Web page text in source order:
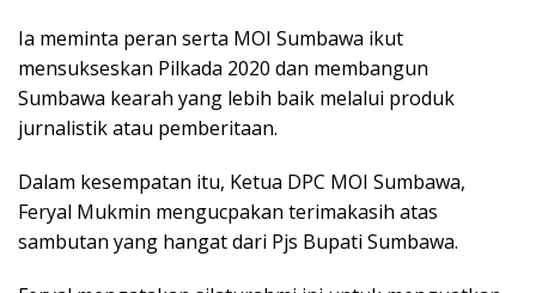
Ia meminta peran serta MOI Sumbawa ikut
mensukseskan Pilkada 2020 dan membangun
Sumbawa kearah yang lebih baik melalui produk
jurnalistik atau pemberitaan.
Dalam kesempatan itu, Ketua DPC MOI Sumbawa,
Feryal Mukmin mengucpakan terimakasih atas
sambutan yang hangat dari Pjs Bupati Sumbawa.